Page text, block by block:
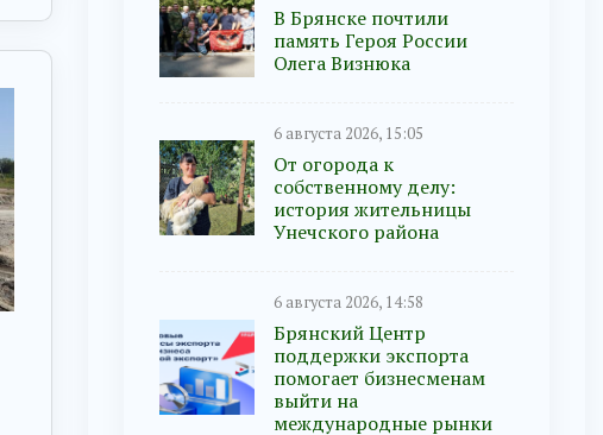
В Брянске почтили
память Героя России
Олега Визнюка
6 августа 2026, 15:05
От огорода к
собственному делу:
история жительницы
Унечского района
6 августа 2026, 14:58
Брянский Центр
поддержки экспорта
помогает бизнесменам
выйти на
международные рынки